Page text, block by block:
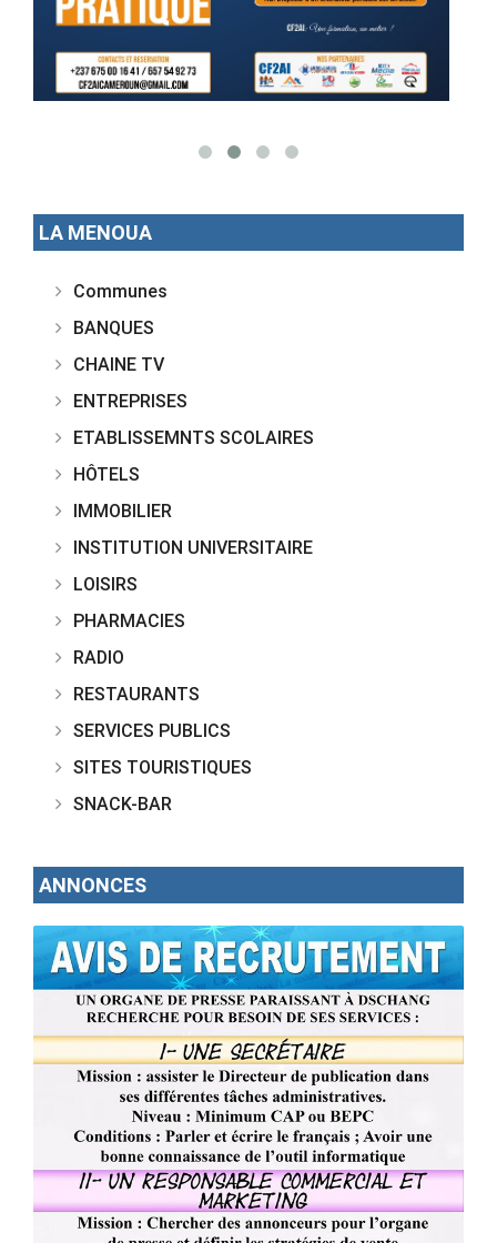
LA MENOUA
Communes
BANQUES
CHAINE TV
ENTREPRISES
ETABLISSEMNTS SCOLAIRES
HÔTELS
IMMOBILIER
INSTITUTION UNIVERSITAIRE
LOISIRS
PHARMACIES
RADIO
RESTAURANTS
SERVICES PUBLICS
SITES TOURISTIQUES
SNACK-BAR
ANNONCES